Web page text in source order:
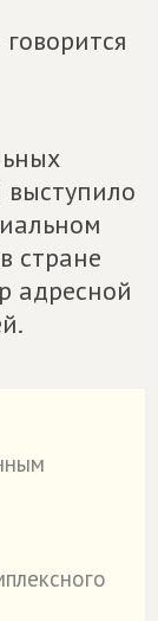
выступило
стране
адресной